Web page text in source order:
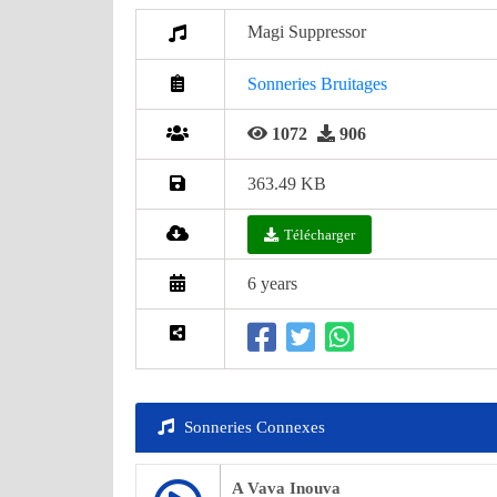
Magi Suppressor
Sonneries Bruitages
1072 906
363.49 KB
Télécharger
6 years
Sonneries Connexes
A Vava Inouva